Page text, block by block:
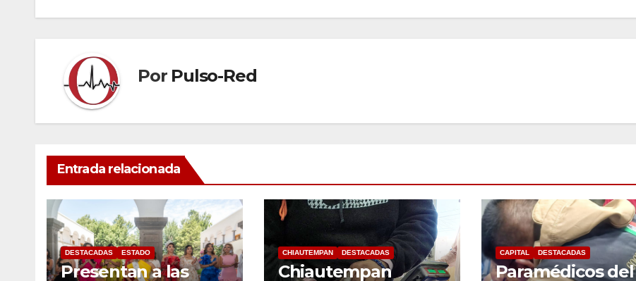
entradas
Por Pulso-Red
Entrada relacionada
DESTACADAS ESTADO
Presentan a las
CHIAUTEMPAN DESTACADAS
Chiautempan
CAPITAL DESTACADAS
Paramédicos del